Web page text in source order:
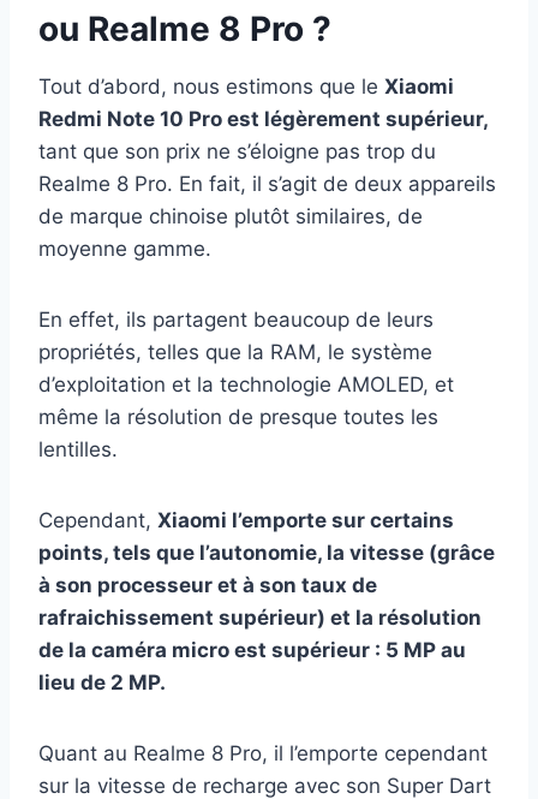
ou Realme 8 Pro ?
Tout d’abord, nous estimons que le Xiaomi
Redmi Note 10 Pro est légèrement supérieur,
tant que son prix ne s’éloigne pas trop du
Realme 8 Pro. En fait, il s’agit de deux appareils
de marque chinoise plutôt similaires, de
moyenne gamme.
En effet, ils partagent beaucoup de leurs
propriétés, telles que la RAM, le système
d’exploitation et la technologie AMOLED, et
même la résolution de presque toutes les
lentilles.
Cependant, Xiaomi l’emporte sur certains
points, tels que l’autonomie, la vitesse (grâce
à son processeur et à son taux de
rafraichissement supérieur) et la résolution
de la caméra micro est supérieur : 5 MP au
lieu de 2 MP.
Quant au Realme 8 Pro, il l’emporte cependant
sur la vitesse de recharge avec son Super Dart